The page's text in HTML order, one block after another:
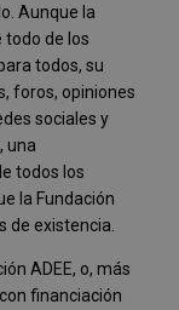
Aunque la
de los
todos, su
foros, opiniones
sociales y
una
todos los
la Fundación
de existencia.
ADEE, o, más
financiación